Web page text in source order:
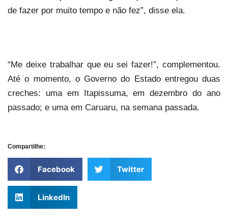
de fazer por muito tempo e não fez”, disse ela.
“Me deixe trabalhar que eu sei fazer!”, complementou.
Até o momento, o Governo do Estado entregou duas
creches: uma em Itapissuma, em dezembro do ano
passado; e uma em Caruaru, na semana passada.
Compartilhe:
Facebook Twitter
LinkedIn